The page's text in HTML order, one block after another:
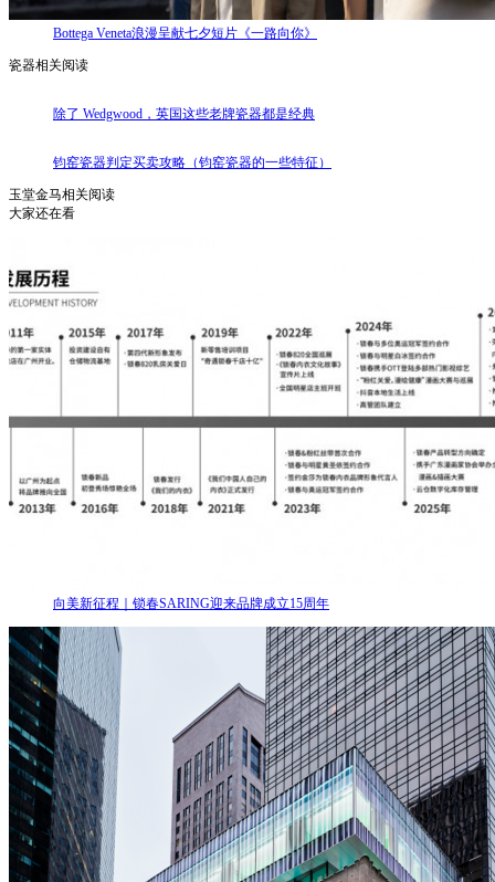
Bottega Veneta浪漫呈献七夕短片《一路向你》
瓷器相关阅读
除了 Wedgwood，英国这些老牌瓷器都是经典
钧窑瓷器判定买卖攻略（钧窑瓷器的一些特征）
玉堂金马相关阅读
大家还在看
向美新征程｜锁春SARING迎来品牌成立15周年